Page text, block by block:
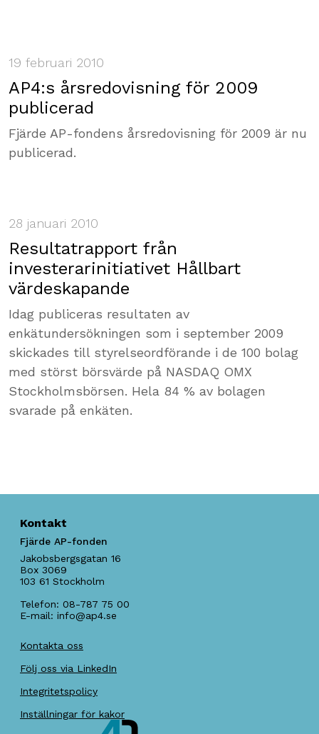
19 februari 2010
AP4:s årsredovisning för 2009
publicerad
Fjärde AP-fondens årsredovisning för 2009 är nu
publicerad.
28 januari 2010
Resultatrapport från
investerarinitiativet Hållbart
värdeskapande
Idag publiceras resultaten av
enkätundersökningen som i september 2009
skickades till styrelseordförande i de 100 bolag
med störst börsvärde på NASDAQ OMX
Stockholmsbörsen. Hela 84 % av bolagen
svarade på enkäten.
Kontakt
Fjärde AP-fonden
Jakobsbergsgatan 16
Box 3069
103 61 Stockholm
Telefon: 08-787 75 00
E-mail: info@ap4.se
Kontakta oss
Följ oss via LinkedIn
Integritetspolicy
Inställningar för kakor